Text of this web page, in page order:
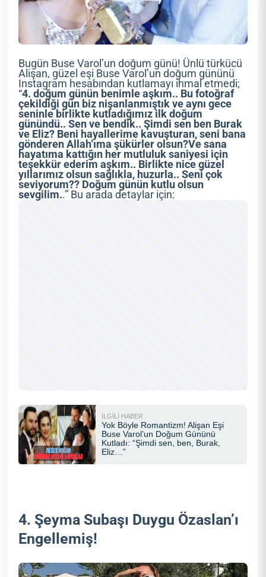
Bugün Buse Varol’un doğum günü! Ünlü türkücü
Alişan, güzel eşi Buse Varol’un doğum gününü
Instagram hesabından kutlamayı ihmal etmedi;
“4. doğum günün benimle aşkım.. Bu fotoğraf
çekildiği gün biz nişanlanmıştık ve aynı gece
seninle birlikte kutladığımız ilk doğum
günündü.. Sen ve bendik.. Şimdi sen ben Burak
ve Eliz? Beni hayallerime kavuşturan, seni bana
gönderen Allah’ıma şükürler olsun?Ve sana
hayatıma kattığın her mutluluk saniyesi için
teşekkür ederim aşkım.. Birlikte nice güzel
yıllarımız olsun sağlıkla, huzurla.. Seni çok
seviyorum?? Doğum günün kutlu olsun
sevgilim..” Bu arada detaylar için:
4. Şeyma Subaşı Duygu Özaslan’ı
Engellemiş!